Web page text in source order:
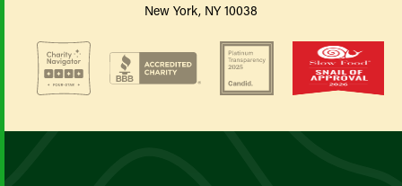
New York, NY 10038